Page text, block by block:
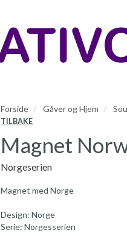
Forside Gåver og Hjem
TILBAKE
Magnet
Norgeserien
Magnet med Norge
Design: Norge
Serie: Norgesserien